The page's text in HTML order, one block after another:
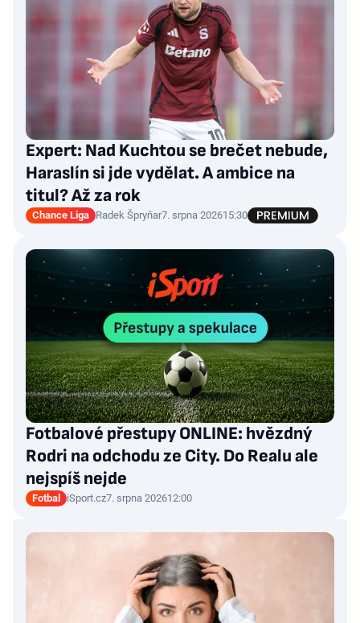
Expert: Nad Kuchtou se brečet nebude,
Haraslín si jde vydělat. A ambice na
titul? Až za rok
Chance Liga Radek Špryňar7. srpna 202615:30
Fotbalové přestupy ONLINE: hvězdný
Rodri na odchodu ze City. Do Realu ale
nejspíš nejde
Fotbal iSport.cz7. srpna 202612:00